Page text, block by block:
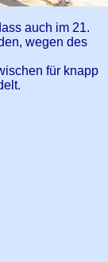
auch im 21.
wegen des
für knapp